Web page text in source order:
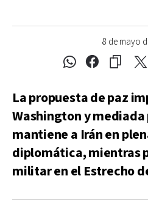
8 de mayo
La propuesta de paz
Washington y
mantiene a Irán en
diplomática, mientras
militar en el Estrecho